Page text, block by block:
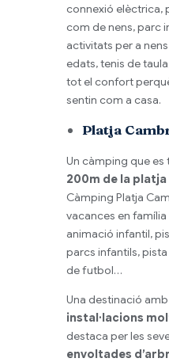
connexió elèctrica,
com de nens, parc
activitats per a
edats, tenis de
tot el confort
sentin com a casa.
Platja
Un càmping que es
200m de la
Càmping Platja
vacances en
animació infantil,
parcs infantils,
de futbol…
Una destinació amb
instal·lacions
destaca per les
envoltades